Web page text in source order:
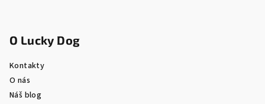
O Lucky Dog
Kontakty
O nás
Náš blog